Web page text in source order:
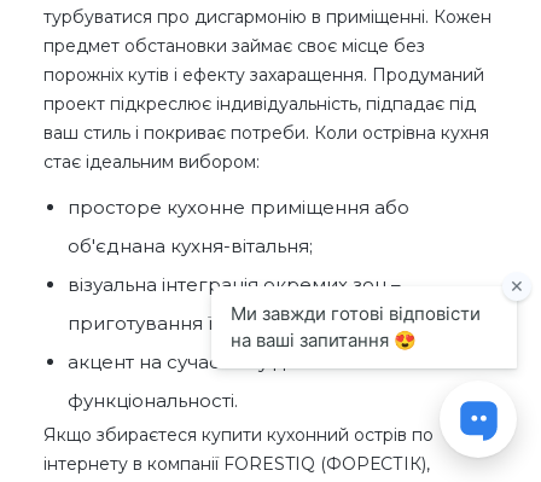
турбуватися про дисгармонію в приміщенні. Кожен
предмет обстановки займає своє місце без
порожніх кутів і ефекту захаращення. Продуманий
проект підкреслює індивідуальність, підпадає під
ваш стиль і покриває потреби. Коли острівна кухня
стає ідеальним вибором:
просторе кухонне приміщення або
об'єднана кухня-вітальня;
візуальна інтеграція окремих зон –
приготування їжі, спілкування, відпочинку;
акцент на сучасному дизайні та
функціональності.
Якщо збираєтеся купити кухонний острів по
інтернету в компанії FORESTIQ (ФОРЕСТІК),